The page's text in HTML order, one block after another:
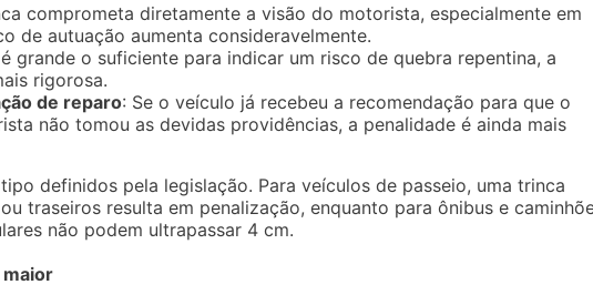
comprometa diretamente a visão do motorista, especialmente em
de autuação aumenta consideravelmente.
grande o suficiente para indicar um risco de quebra repentina, a
rigorosa.
de reparo: Se o veículo já recebeu a recomendação para que o
não tomou as devidas providências, a penalidade é ainda mais
definidos pela legislação. Para veículos de passeio, uma trinca
traseiros resulta em penalização, enquanto para ônibus e
não podem ultrapassar 4 cm.
maior